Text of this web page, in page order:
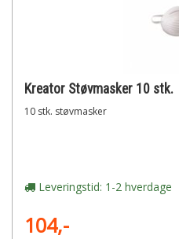
Kreator Støvmasker 10 stk.
10 stk. støvmasker
Leveringstid: 1-2 hverdage
104,-